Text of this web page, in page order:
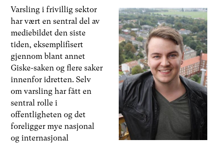
Varsling i frivillig sektor
har vært en sentral del av
mediebildet den siste
tiden, eksemplifisert
gjennom blant annet
Giske-saken og flere saker
innenfor idretten. Selv
om varsling har fått en
sentral rolle i
offentligheten og det
foreligger mye nasjonal
og internasjonal